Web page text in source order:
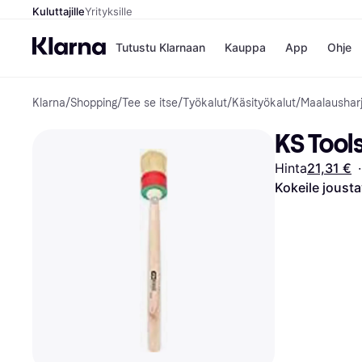
KuluttajilleYrityksille
Tutustu Klarnaan Kauppa
Kaupat
Gigantti
H&M
Peten
Wolt
App Ohje
Klarna/Shopping/Tee se itse/Työkalut/Käsityökalut/
KS
Hinta21,31 € ·
Kokeile